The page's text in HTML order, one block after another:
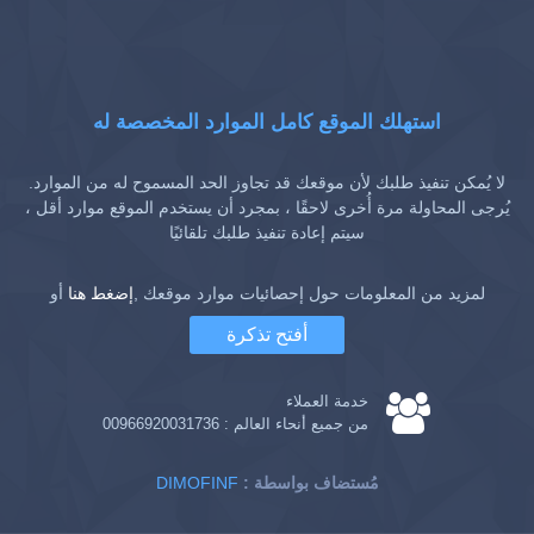
استهلك الموقع كامل الموارد المخصصة له
لا يُمكن تنفيذ طلبك لأن موقعك قد تجاوز الحد المسموح له من الموارد.
يُرجى المحاولة مرة أُخرى لاحقًا ، بمجرد أن يستخدم الموقع موارد أقل ،
سيتم إعادة تنفيذ طلبك تلقائيًا
لمزيد من المعلومات حول إحصائيات موارد موقعك ,إضغط هنا أو
أفتح تذكرة
خدمة العملاء
من جميع أنحاء العالم : 00966920031736
DIMOFINF : مُستضاف بواسطة